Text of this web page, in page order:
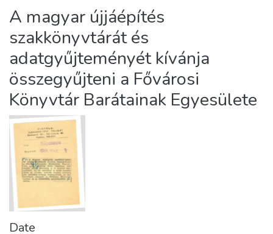
About us
A magyar újjáépítés
szakkönyvtárát és
adatgyűjteményét kívánja
összegyűjteni a Fővárosi
Könyvtár Barátainak Egyesülete
Date